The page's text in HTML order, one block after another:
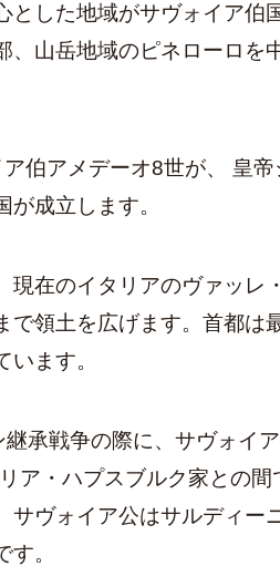
とした地域がサヴォイア伯
、山岳地域のピネローロを
伯アメデーオ8世が、 皇
成立します。
現在のイタリアのヴァッレ
で領土を広げます。首都は
ます。
承戦争の際に、サヴォイ
ア・ハプスブルク家との
サヴォイア公はサルディー
。